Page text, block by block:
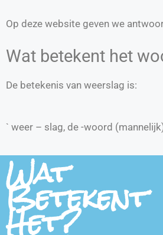
Op deze website geven we
Wat betekent het
De betekenis van weerslag is:
` weer – slag, de -woord
Wat
Betekent
Het?